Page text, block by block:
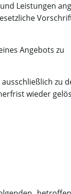
Leistungen
Angebots zu
zu
wieder